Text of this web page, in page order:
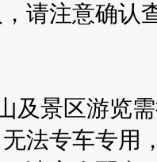
请注意确认
及景区游览
法专车专用